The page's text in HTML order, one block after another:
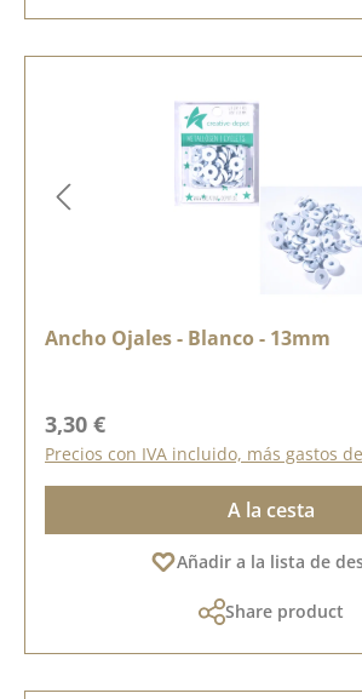
Ancho Ojales - Blanco - 13mm
Precio normal:
3,30 €
Precios con IVA incluido, más gastos
A la cesta
Añadir a la lista de
Share product